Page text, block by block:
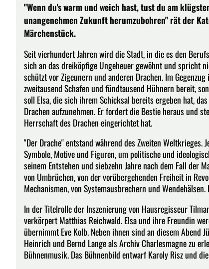
"Wenn du's warm und weich hast, tust du am
unangenehmen Zukunft herumzubohren" rät der
Märchenstück.
Seit vierhundert Jahren wird die Stadt, in die es den
sich an das dreiköpfige Ungeheuer gewöhnt und spricht
schützt vor Zigeunern und anderen Drachen. Im
zweitausend Schafen und fündtausend Hühnern bereit,
soll Elsa, die sich ihrem Schicksal bereits ergeben hat,
Drachen aufzunehmen. Er fordert die Bestie heraus und
Herrschaft des Drachen eingerichtet hat.
"Der Drache" entstand während des Zweiten
Symbole, Motive und Figuren, um politische und
seinem Entstehen und siebzehn Jahre nach dem Fall der
von Umbrüchen, von der vorübergehenden Freiheit in
Mechanismen, von Systemausbrechern und
In der Titelrolle der Inszenierung von Hausregisseur
verkörpert Matthias Reichwald. Elsa und ihre Freundin
übernimmt Eve Kolb. Neben ihnen sind an diesem Abend
Heinrich und Bernd Lange als Archiv Charlesmagne zu
Bühnenmusik. Das Bühnenbild entwarf Karoly Risz und